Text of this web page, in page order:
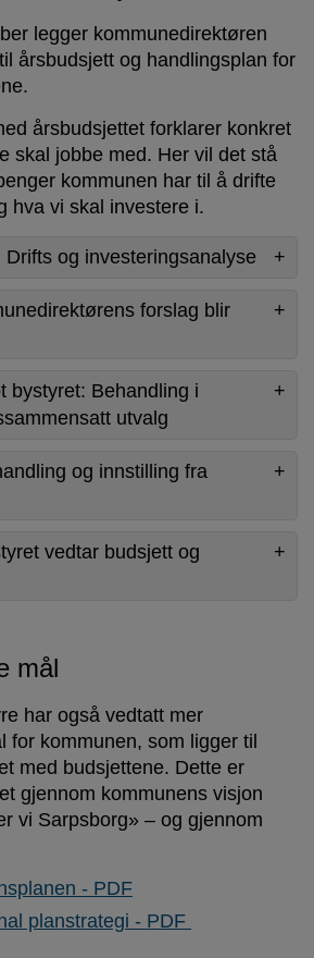
legger kommunedirektøren
årsbudsjett og handlingsplan for
årsbudsjettet forklarer konkret
skal jobbe med. Her vil det stå
kommunen har til å drifte
hva vi skal investere i.
og investeringsanalyse
forslag blir
bystyret: Behandling i
utvalg
og innstilling fra
vedtar budsjett og
mål
har også vedtatt mer
for kommunen, som ligger til
med budsjettene. Dette er
gjennom kommunens visjon
vi Sarpsborg» – og gjennom
- PDF
planstrategi - PDF